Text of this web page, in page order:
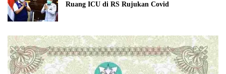
Ruang ICU di RS Rujukan Covid